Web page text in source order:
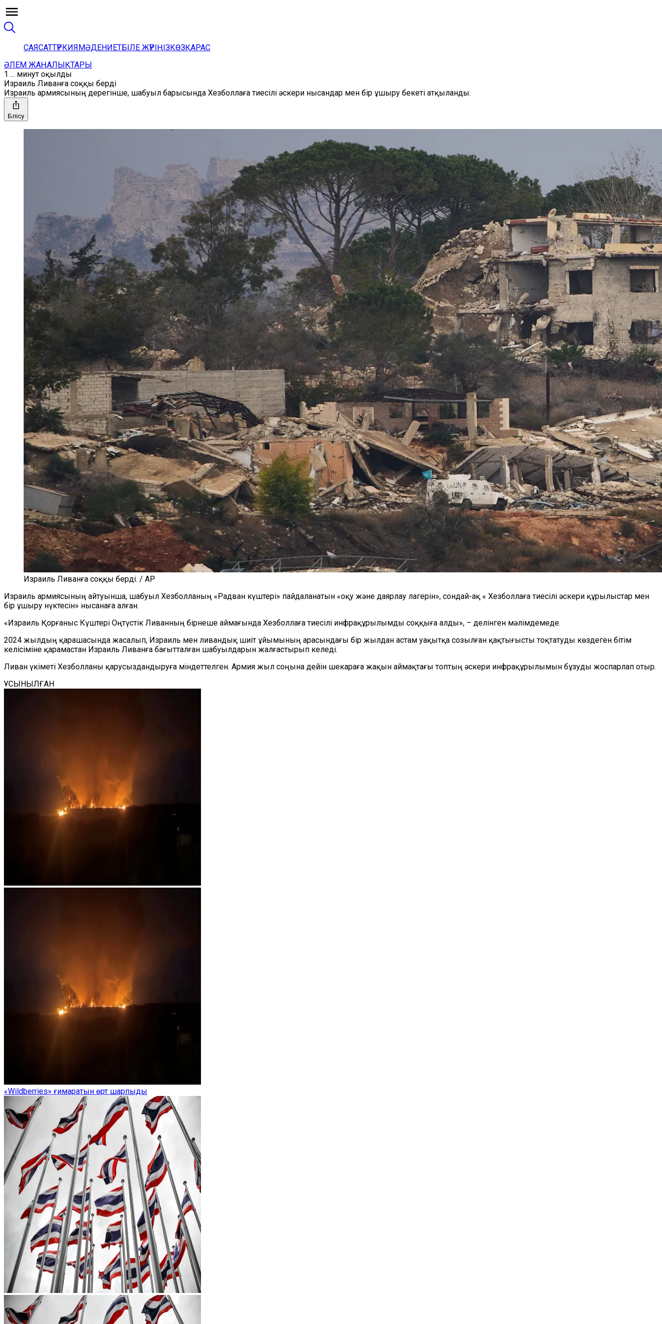
САЯСАТТҮРКИЯМӘДЕНИЕТБІЛЕ ЖҮРІҢІЗКӨЗҚАРАС
ӘЛЕМ ЖАҢАЛЫҚТАРЫ
1 ... минут оқылды
Израиль Ливанға соққы берді
Израиль армиясының дерегінше, шабуыл барысында Хезболлаға тиесілі әскери нысандар мен бір ұшыру бекеті атқыланды.
Бөлісу
Израиль Ливанға cоққы берді. / AP
Израиль армиясының айтуынша, шабуыл Хезболланың «Радван күштері» пайдаланатын «оқу және даярлау лагерін», сондай-ақ « Хезболлаға тиесілі әскери құрылыстар мен
бір ұшыру нүктесін» нысанаға алған.
«Израиль Қорғаныс Күштері Оңтүстік Ливанның бірнеше аймағында Хезболлаға тиесілі инфрақұрылымды соққыға алды», – делінген мәлімдемеде.
2024 жылдың қарашасында жасалып, Израиль мен ливандық шиіт ұйымының арасындағы бір жылдан астам уақытқа созылған қақтығысты тоқтатуды көздеген бітім
келісіміне қарамастан Израиль Ливанға бағытталған шабуылдарын жалғастырып келеді.
Ливан үкіметі Хезболланы қарусыздандыруға міндеттелген. Армия жыл соңына дейін шекараға жақын аймақтағы топтың әскери инфрақұрылымын бұзуды жоспарлап отыр.
ҰСЫНЫЛҒАН
«Wildberries» ғимаратын өрт шарпыды